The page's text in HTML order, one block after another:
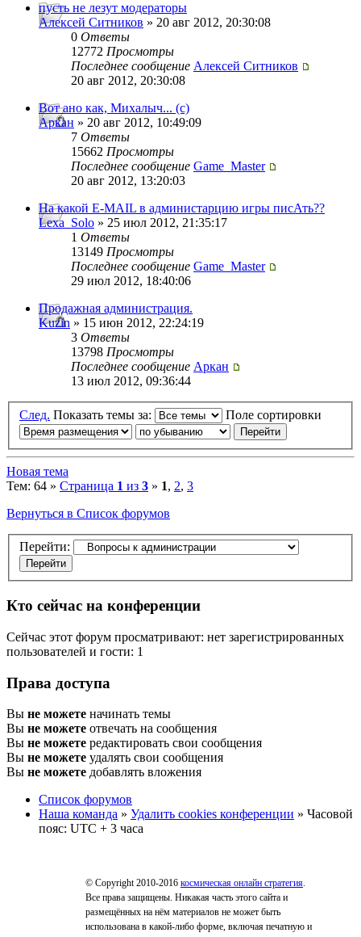
пусть не лезут модераторы
Алексей Ситников » 20 авг 2012, 20:30:08
0 Ответы
12772 Просмотры
Последнее сообщение Алексей Ситников
20 авг 2012, 20:30:08
Вот ано как, Михалыч... (с)
Аркан » 20 авг 2012, 10:49:09
7 Ответы
15662 Просмотры
Последнее сообщение Game_Master
20 авг 2012, 13:20:03
На какой E-MAIL в администарцию игры писАть??
Lexa_Solo » 25 июл 2012, 21:35:17
1 Ответы
13149 Просмотры
Последнее сообщение Game_Master
29 июл 2012, 18:40:06
Продажная администрация.
Kuzin » 15 июн 2012, 22:24:19
3 Ответы
13798 Просмотры
Последнее сообщение Аркан
13 июл 2012, 09:36:44
След. Показать темы за: Поле сортировки
Новая тема
Тем: 64 » Страница 1 из 3 » 1, 2, 3
Вернуться в Список форумов
Перейти:
Кто сейчас на конференции
Сейчас этот форум просматривают: нет зарегистрированных
пользователей и гости: 1
Права доступа
Вы не можете начинать темы
Вы не можете отвечать на сообщения
Вы не можете редактировать свои сообщения
Вы не можете удалять свои сообщения
Вы не можете добавлять вложения
Список форумов
Наша команда » Удалить cookies конференции » Часовой
пояс: UTC + 3 часа
© Copyright 2010-2016 космическая онлайн стратегия.
Все права защищены. Никакая часть этого сайта и
размещённых на нём материалов не может быть
использована в какой-либо форме, включая печатную и